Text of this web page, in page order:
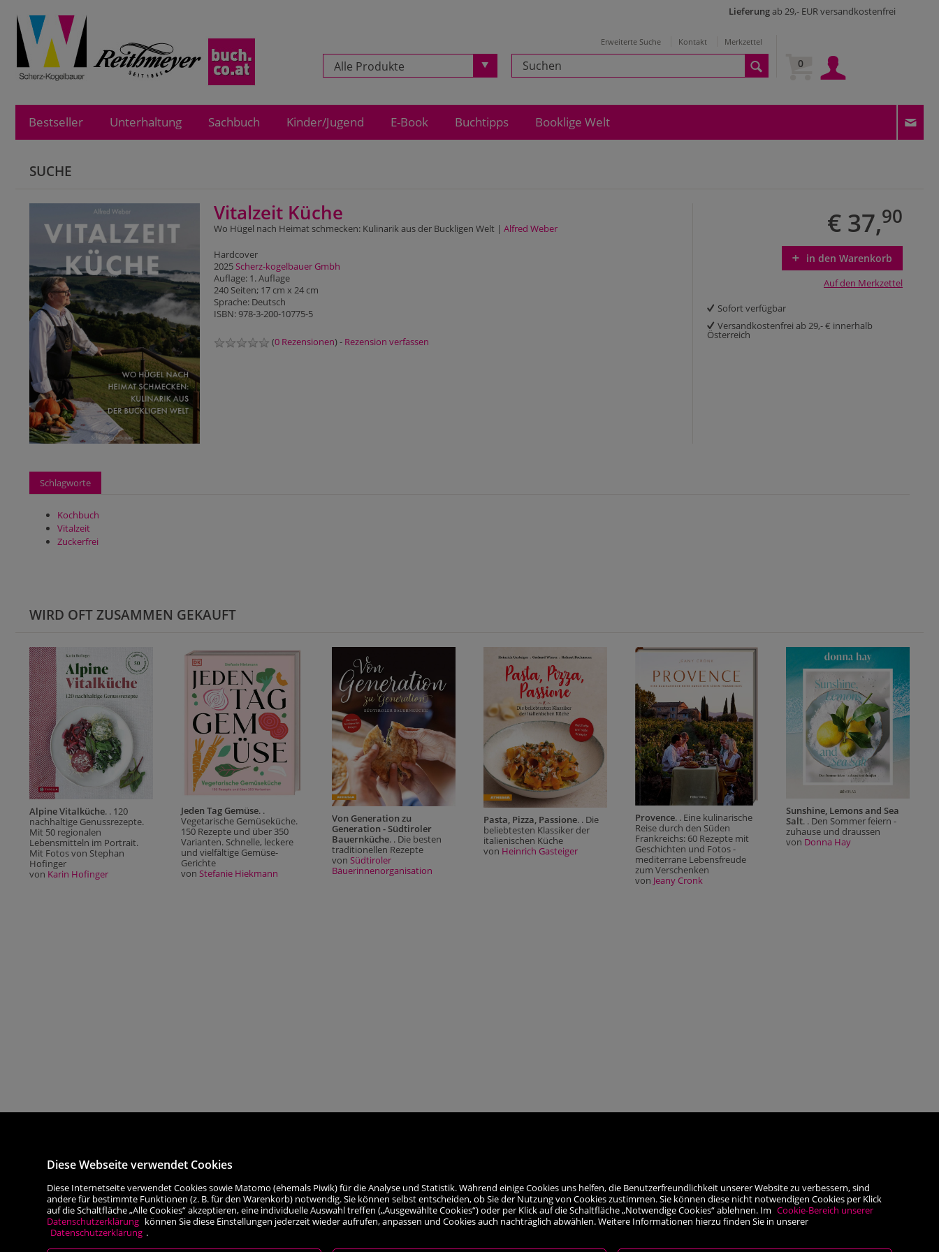
Lieferungab 29,- EUR versandkostenfrei
Erweiterte Suche Kontakt Merkzettel
Alle Produkte 0
Bestseller Unterhaltung Sachbuch Kinder/Jugend E-Book Buchtipps Booklige Welt
SUCHE
Vitalzeit Küche
Wo Hügel nach Heimat schmecken: Kulinarik aus der Buckligen Welt | Alfred Weber
Hardcover
2025Scherz-kogelbauer Gmbh
Auflage: 1. Auflage
240 Seiten; 17 cm x 24 cm
Sprache: Deutsch
ISBN: 978-3-200-10775-5
(0 Rezensionen) - Rezension verfassen
€ 37,90
in den Warenkorb
Auf den Merkzettel
Sofort verfügbar
Versandkostenfrei ab 29,- € innerhalb
Österreich
Schlagworte
Kochbuch
Vitalzeit
Zuckerfrei
WIRD OFT ZUSAMMEN GEKAUFT
Alpine Vitalküche. . 120
nachhaltige Genussrezepte.
Mit 50 regionalen
Lebensmitteln im Portrait.
Mit Fotos von Stephan
Hofinger
von Karin Hofinger
Jeden Tag Gemüse. .
Vegetarische Gemüseküche.
150 Rezepte und über 350
Varianten. Schnelle, leckere
und vielfältige Gemüse-
Gerichte
von Stefanie Hiekmann
Von Generation zu
Generation - Südtiroler
Bauernküche. . Die besten
traditionellen Rezepte
vonSüdtiroler
Bäuerinnenorganisation
Pasta, Pizza, Passione. . Die
beliebtesten Klassiker der
italienischen Küche
von Heinrich Gasteiger
Provence. . Eine kulinarische
Reise durch den Süden
Frankreichs: 60 Rezepte mit
Geschichten und Fotos -
mediterrane Lebensfreude
zum Verschenken
von Jeany Cronk
Sunshine, Lemons and Sea
Salt. . Den Sommer feiern -
zuhause und draussen
von Donna Hay
Diese Webseite verwendet Cookies
Diese Internetseite verwendet Cookies sowie Matomo (ehemals Piwik) für die Analyse und Statistik. Während einige Cookies uns helfen, die Benutzerfreundlichkeit unserer Website zu verbessern, sind
andere für bestimmte Funktionen (z. B. für den Warenkorb) notwendig. Sie können selbst entscheiden, ob Sie der Nutzung von Cookies zustimmen. Sie können diese nicht notwendigen Cookies per Klick
auf die Schaltfläche „Alle Cookies“ akzeptieren, eine individuelle Auswahl treffen („Ausgewählte Cookies“) oder per Klick auf die Schaltfläche „Notwendige Cookies“ ablehnen. Im Cookie-Bereich unserer
Datenschutzerklärung können Sie diese Einstellungen jederzeit wieder aufrufen, anpassen und Cookies auch nachträglich abwählen. Weitere Informationen hierzu finden Sie in unserer
Datenschutzerklärung .